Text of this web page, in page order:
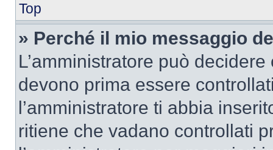
Top
» Perché il mio messaggio
L’amministratore può
devono prima essere
l’amministratore ti abbia
ritiene che vadano controllati